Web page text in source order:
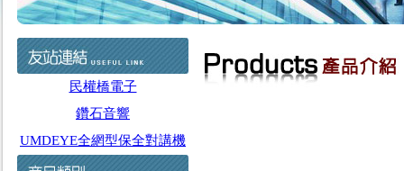
民權橋電子
鑽石音響
UMDEYE全網型保全對講機